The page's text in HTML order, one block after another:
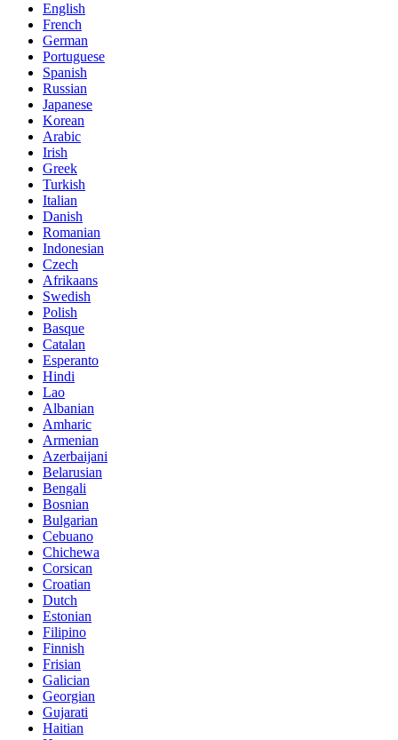
English
French
German
Portuguese
Spanish
Russian
Japanese
Korean
Arabic
Irish
Greek
Turkish
Italian
Danish
Romanian
Indonesian
Czech
Afrikaans
Swedish
Polish
Basque
Catalan
Esperanto
Hindi
Lao
Albanian
Amharic
Armenian
Azerbaijani
Belarusian
Bengali
Bosnian
Bulgarian
Cebuano
Chichewa
Corsican
Croatian
Dutch
Estonian
Filipino
Finnish
Frisian
Galician
Georgian
Gujarati
Haitian